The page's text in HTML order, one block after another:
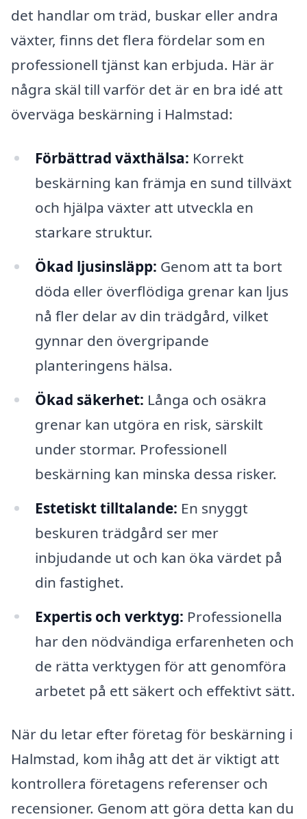
det handlar om träd, buskar eller andra
växter, finns det flera fördelar som en
professionell tjänst kan erbjuda. Här är
några skäl till varför det är en bra idé att
överväga beskärning i Halmstad:
Förbättrad växthälsa: Korrekt
beskärning kan främja en sund tillväxt
och hjälpa växter att utveckla en
starkare struktur.
Ökad ljusinsläpp: Genom att ta bort
döda eller överflödiga grenar kan ljus
nå fler delar av din trädgård, vilket
gynnar den övergripande
planteringens hälsa.
Ökad säkerhet: Långa och osäkra
grenar kan utgöra en risk, särskilt
under stormar. Professionell
beskärning kan minska dessa risker.
Estetiskt tilltalande: En snyggt
beskuren trädgård ser mer
inbjudande ut och kan öka värdet på
din fastighet.
Expertis och verktyg: Professionella
har den nödvändiga erfarenheten och
de rätta verktygen för att genomföra
arbetet på ett säkert och effektivt sätt.
När du letar efter företag för beskärning i
Halmstad, kom ihåg att det är viktigt att
kontrollera företagens referenser och
recensioner. Genom att göra detta kan du